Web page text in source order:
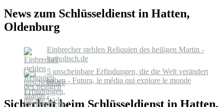
News zum Schlüsseldienst in Hatten,
Oldenburg
Einbrecher stehlen Reliquien des heiligen Martin -
katholisch.de
5 unscheinbare Erfindungen, die die Welt verändert
haben - Futura, le média qui explore le monde
Sicherheit beim Schlüsseldienst in Hatten,